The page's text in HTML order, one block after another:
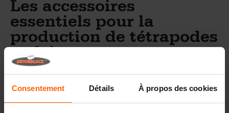
Consentement Détails À propos des cookies
Les accessoires
essentiels pour la
production de tétrapodes
en béton avec
BETONBLOCK®
Pour la production et le placement efficaces de
tétrapodes, BETONBLOCK® propose une sélection